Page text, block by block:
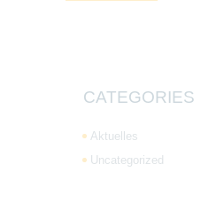
CATEGORIES
Aktuelles
Uncategorized